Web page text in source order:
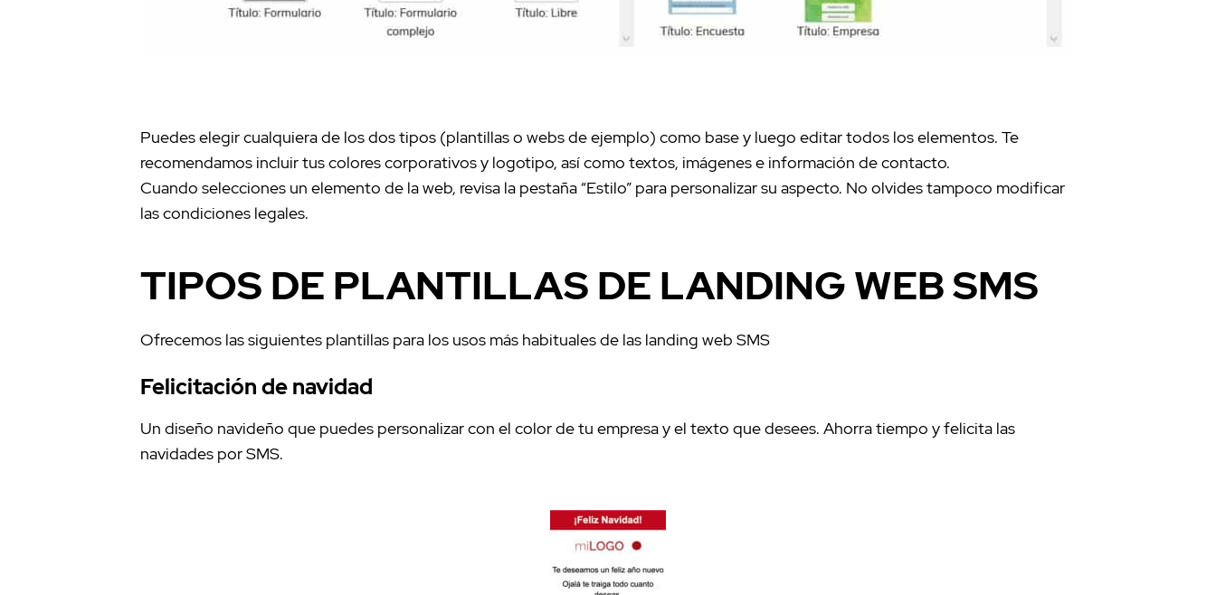
Puedes elegir cualquiera de los dos tipos (plantillas o webs de ejemplo) como base y luego editar todos los elementos. Te
recomendamos incluir tus colores corporativos y logotipo, así como textos, imágenes e información de contacto.
Cuando selecciones un elemento de la web, revisa la pestaña “Estilo” para personalizar su aspecto. No olvides tampoco modificar
las condiciones legales.
TIPOS DE PLANTILLAS DE LANDING WEB SMS
Ofrecemos las siguientes plantillas para los usos más habituales de las landing web SMS
Felicitación de navidad
Un diseño navideño que puedes personalizar con el color de tu empresa y el texto que desees. Ahorra tiempo y felicita las
navidades por SMS.